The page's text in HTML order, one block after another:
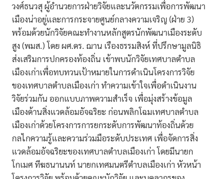
วงศ์ธนวสุ ผู้อำนวยการฝ่ายวิจัยและนวัตกรรมเพื่อการพัฒนา
เมืองน่าอยู่และการกระจายศูนย์กลางความเจริญ (ฝ่าย 3)
พร้อมด้วยนักวิจัยคณะทำงานหลักสูตรนักพัฒนาเมืองระดับ
สูง (พมส.) โดย ผศ.ดร. ฌาน เรืองธรรมสิงห์ ที่ปรึกษามูลนิธิ
ส่งเสริมการปกครองท้องถิ่น เข้าพบนักวิจัยเทศบาลตำบล
เมืองเก่าเพื่อทบทวนเป้าหมายในการดำเนินโครงการวิจัย
ของเทศบาลตำบลเมืองเก่า ทำความเข้าใจเพื่อดำเนินงาน
วิจัยร่วมกัน ออกแบบภาพความสำเร็จ เพื่อมุ่งสร้างข้อมูล
เมืองด้านสิ่งแวดล้อมอัจฉริยะ ก่อนพลิกโฉมเทศบาลตำบล
เมืองเก่าด้วยโครงการการยกระดับการพัฒนาท้องถิ่นด้วย
กลไกความรู้และความร่วมมือระดับประเทศ เพื่อจัดการสิ่ง
แวดล้อมอัจฉริยะของเทศบาลตำบลเมืองเก่า โดยมีนายก
โกเมศ ทีฆธนานนท์ นายกเทศมนตรีตำบลเมืองเก่า หัวหน้า